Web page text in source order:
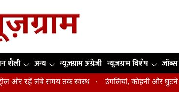
शैली अन्य न्यूज़ग्राम अंग्रेज़ी न्यूज़ग्राम विशेष
समय तक स्वस्थ उंगलियां, कोहनी और घुटने पड़ गए हैं